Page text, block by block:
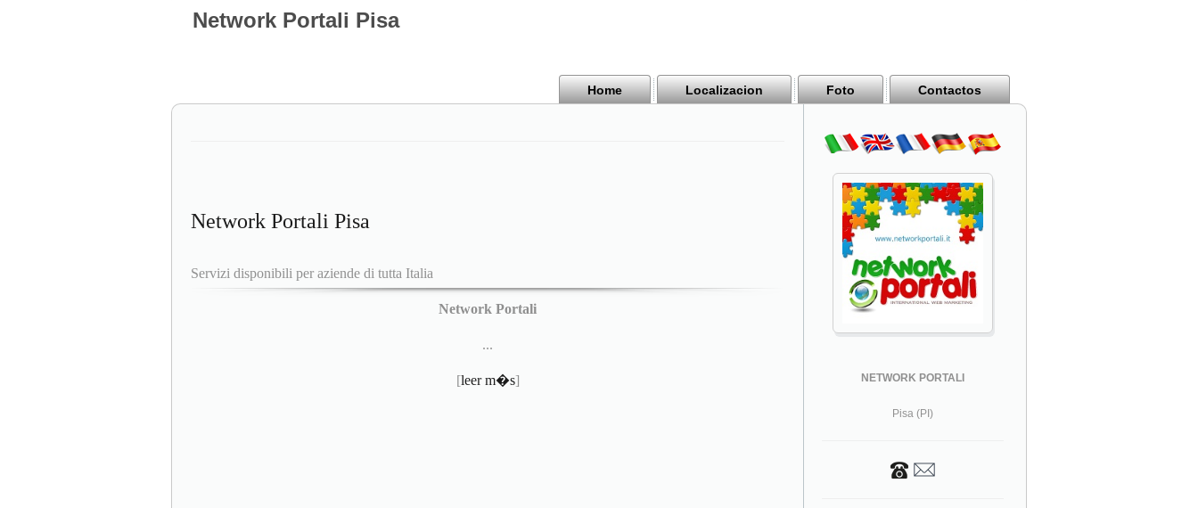
Network Portali Pisa
Home Localizacion Foto Contactos
Network Portali Pisa
Servizi disponibili per aziende di tutta Italia
Network Portali
...
[leer m�s] NETWORK PORTALI
Pisa (PI)